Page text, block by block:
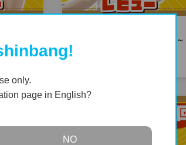
Coreful フィギュア アーミヤ～
水着ver.～
only.
page in English?
NO